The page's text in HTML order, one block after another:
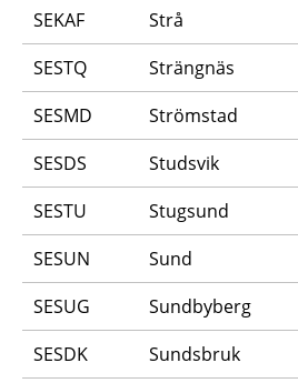
SEKAF
Strå
SESTQ
Strängnäs
SESMD
Strömstad
SESDS
Studsvik
SESTU
Stugsund
SESUN
Sund
SESUG
Sundbyberg
SESDK
Sundsbruk